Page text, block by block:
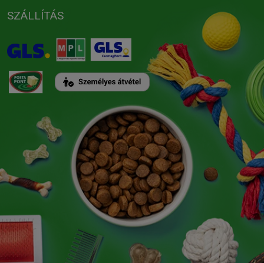
SZÁLLÍTÁS